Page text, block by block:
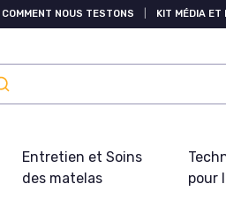
COMMENT NOUS TESTONS KIT MÉDIA ET
Entretien et Soins
des matelas
pour